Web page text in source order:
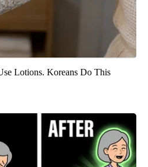
Lotions. Koreans Do This